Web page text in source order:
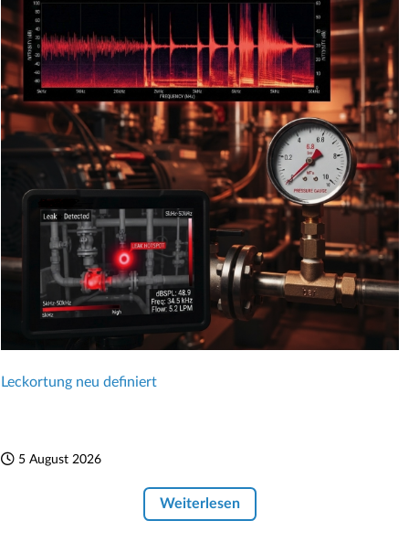
Leckortung neu definiert
5 August 2026
Weiterlesen